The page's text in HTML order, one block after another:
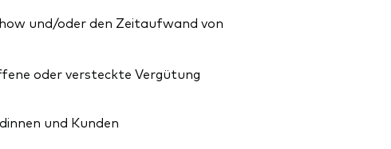
und/oder den Zeitaufwand von
oder versteckte Vergütung
und Kunden